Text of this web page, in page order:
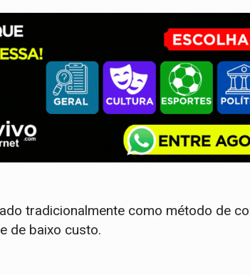
tradicionalmente como método de
de baixo custo.